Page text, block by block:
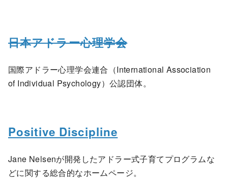
日本アドラー心理学会
国際アドラー心理学会連合（International Association
of Individual Psychology）公認団体。
Positive Discipline
Jane Nelsenが開発したアドラー式子育てプログラムな
どに関する総合的なホームページ。